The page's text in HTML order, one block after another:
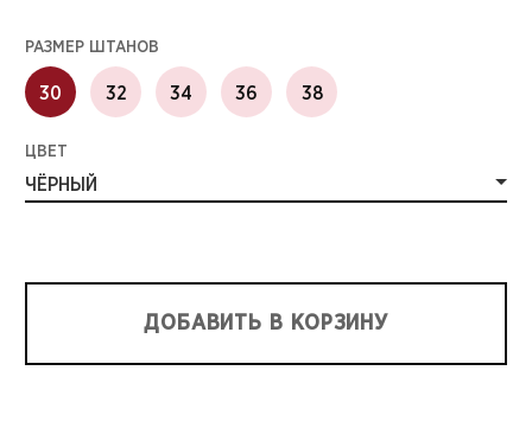
РАЗМЕР ШТАНОВ
30 32 34 36 38
ЦВЕТ
ЧЁРНЫЙ
ДОБАВИТЬ В КОРЗИНУ